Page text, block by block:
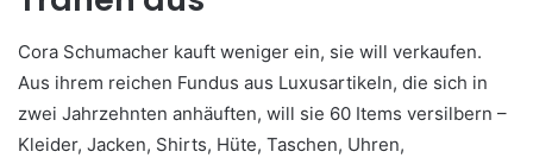
Cora Schumacher kauft weniger ein, sie will verkaufen.
Aus ihrem reichen Fundus aus Luxusartikeln, die sich in
zwei Jahrzehnten anhäuften, will sie 60 Items versilbern –
Kleider, Jacken, Shirts, Hüte, Taschen, Uhren,